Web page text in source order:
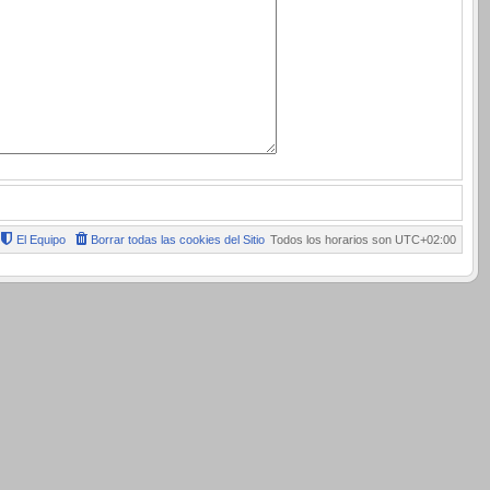
Todos los horarios son UTC+02:00
Borrar todas las cookies del Sitio
El Equipo